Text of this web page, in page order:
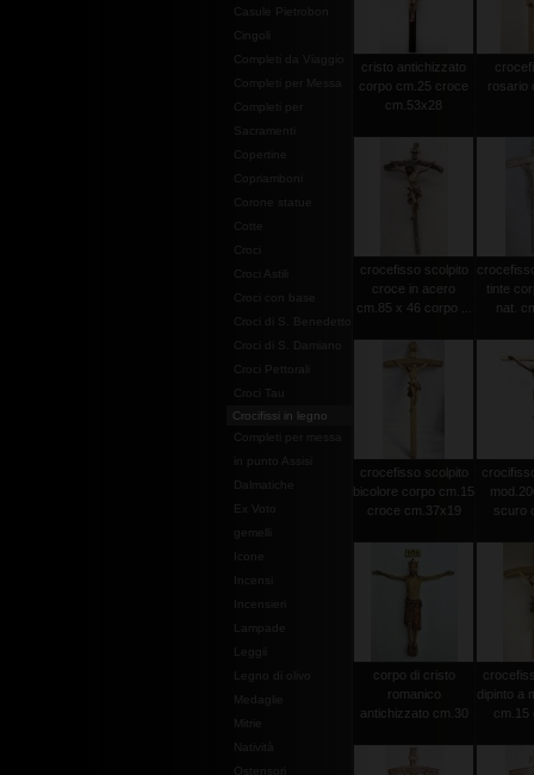
Casule Pietrobon
Cingoli
Completi da Viaggio
Completi per Messa
Completi per
Sacramenti
Copertine
Copriamboni
Corone statue
Cotte
Croci
Croci Astili
Croci con base
Croci di S. Benedetto
Croci di S. Damiano
Croci Pettorali
Croci Tau
Crocifissi in legno
Completi per messa
in punto Assisi
Dalmatiche
Ex Voto
gemelli
Leggii
Legno di olivo
Medaglie
Mitrie
Natività
Ostensori
cristo antichizzato
corpo cm.25 croce
cm.53x28
rosario
crocefisso scolpito
croce in acero
cm.85 x 46 corpo ...
tinte
nat.
crocefisso scolpito
bicolore corpo cm.15
croce cm.37x19
scuro
corpo di cristo
romanico
antichizzato cm.30
dipinto a
cm.15